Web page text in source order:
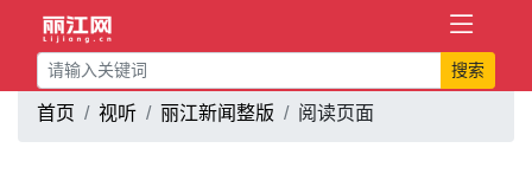
搜索
首页 视听 丽江新闻整版 阅读页面